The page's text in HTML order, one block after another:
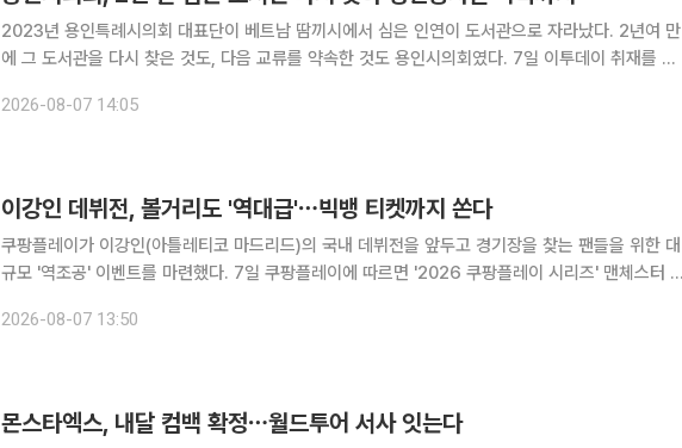
2023년 용인특례시의회 대표단이 베트남 땀끼시에서 심은 인연이 도서관으로 자라났다. 2년여 만
에 그 도서관을 다시 찾은 것도, 다음 교류를 약속한 것도 용인시의회였다. 7일 이투데이 취재를 종
서관' 운영 현황을 점검하고 2027년 용인시 청년봉사단 파견 방안을
2026-08-07 14:05
이강인 데뷔전, 볼거리도 '역대급'⋯빅뱅 티켓까지 쏜다
쿠팡플레이가 이강인(아틀레티코 마드리드)의 국내 데뷔전을 앞두고 경기장을 찾는 팬들을 위한 대
규모 '역조공' 이벤트를 마련했다. 7일 쿠팡플레이에 따르면 '2026 쿠팡플레이 시리즈' 맨체스터 시
경품으로 제공된다. 이날 경기에는 이강인이 아틀레티코 유니폼을 입고
2026-08-07 13:50
몬스타엑스, 내달 컴백 확정⋯월드투어 서사 잇는다